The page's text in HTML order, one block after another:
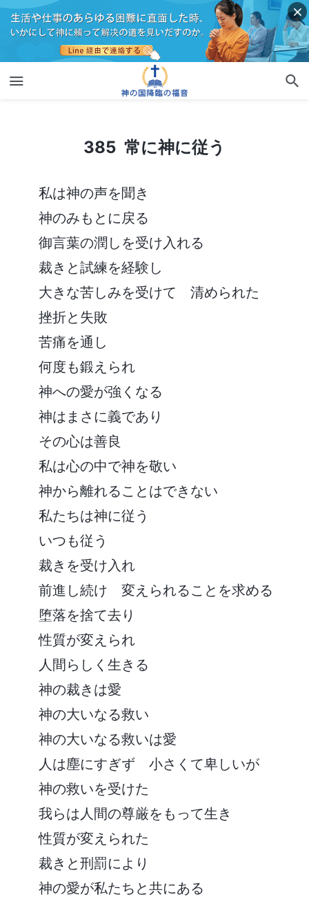
385 常に神に従う
私は神の声を聞き
神のみもとに戻る
御言葉の潤しを受け入れる
裁きと試練を経験し
大きな苦しみを受けて 清められた
挫折と失敗
苦痛を通し
何度も鍛えられ
神への愛が強くなる
神はまさに義であり
その心は善良
私は心の中で神を敬い
神から離れることはできない
私たちは神に従う
いつも従う
裁きを受け入れ
前進し続け 変えられることを求める
堕落を捨て去り
性質が変えられ
人間らしく生きる
神の裁きは愛
神の大いなる救い
神の大いなる救いは愛
人は塵にすぎず 小さくて卑しいが
神の救いを受けた
我らは人間の尊厳をもって生き
性質が変えられた
裁きと刑罰により
神の愛が私たちと共にある